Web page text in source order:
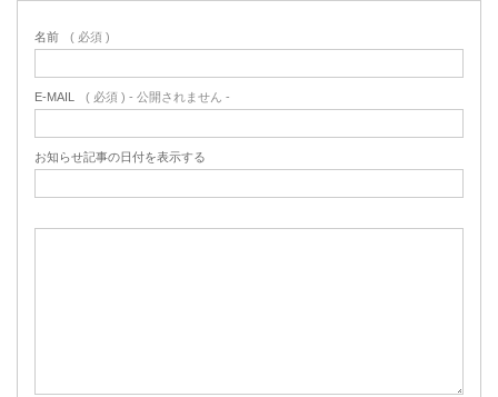
名前 ( 必須 )
E-MAIL ( 必須 ) - 公開されません -
お知らせ記事の日付を表示する